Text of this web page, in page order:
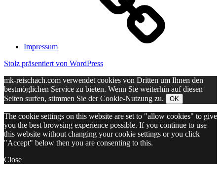
Impressum
Stolz präsentiert von WordPress
mk-reischach.com verwendet cookies von Dritten um Ihnen den
bestmöglichen Service zu bieten. Wenn Sie weiterhin auf diesen
Seiten surfen, stimmen Sie der Cookie-Nutzung zu.
OK
The cookie settings on this website are set to "allow cookies" to give
you the best browsing experience possible. If you continue to use
this website without changing your cookie settings or you click
"Accept" below then you are consenting to this.
Close